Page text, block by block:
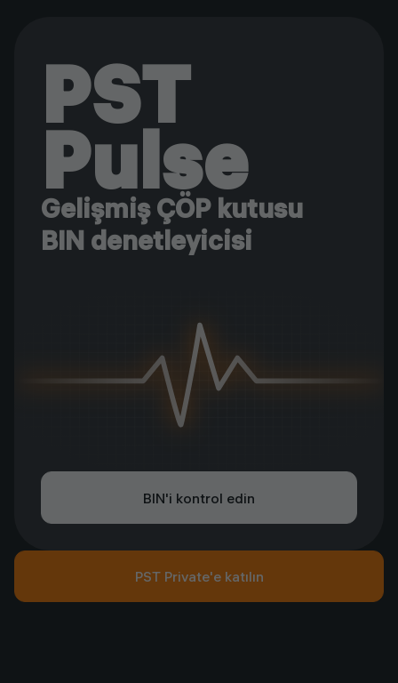
PST
Pulse
Gelişmiş ÇÖP kutusu
BIN denetleyicisi
BIN'i kontrol edin
PST Private'e katılın